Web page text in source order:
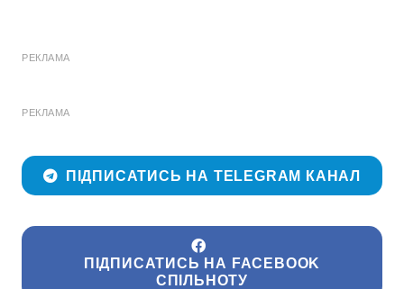
РЕКЛАМА
РЕКЛАМА
ПІДПИСАТИСЬ НА TELEGRAM КАНАЛ
ПІДПИСАТИСЬ НА FACEBOOK
СПІЛЬНОТУ